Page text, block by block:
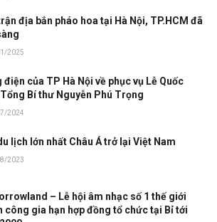
địa bắn pháo hoa tại Hà Nội, TP.HCM đã
2025
điện của TP Hà Nội về phục vụ Lễ Quốc
Bí thư Nguyễn Phú Trọng
2024
lịch lớn nhất Châu Á trở lại Việt Nam
2023
– Lễ hội âm nhạc số 1 thế giới
công gia hạn hợp đồng tổ chức tại Bỉ tới